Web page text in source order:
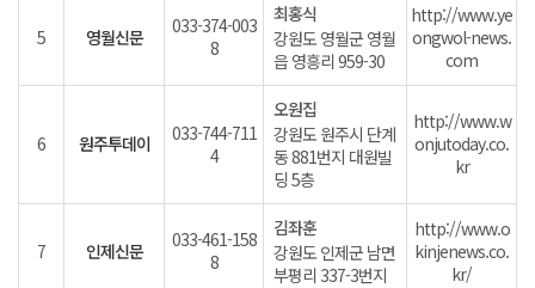
5 영월신문
033-374-003
8
최홍식
강원도 영월군 영월
읍 영흥리 959-30
http://www.ye
ongwol-news.
com
6 원주투데이
033-744-711
4
오원집
강원도 원주시 단계
동 881번지 대원빌
딩 5층
http://www.w
onjutoday.co.
kr
7 인제신문
033-461-158
8
김좌훈
강원도 인제군 남면
부평리 337-3번지
http://www.o
kinjenews.co.
kr/